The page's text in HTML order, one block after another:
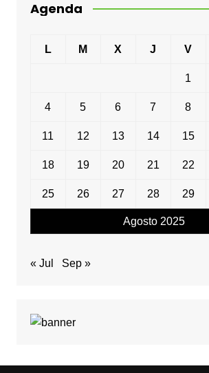
Agenda
Agosto 2025
L M X J V
1
4 5 6 7 8
11 12 13 14 15
18 19 20 21 22
25 26 27 28 29
« Jul Sep »